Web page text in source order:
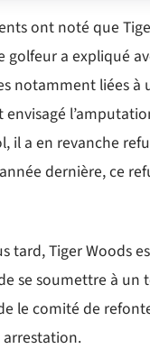
ont noté que
a expliqué
notamment liées
il a en revanche
dernière, ce
tard, Tiger Woods
se soumettre à un
le comité de